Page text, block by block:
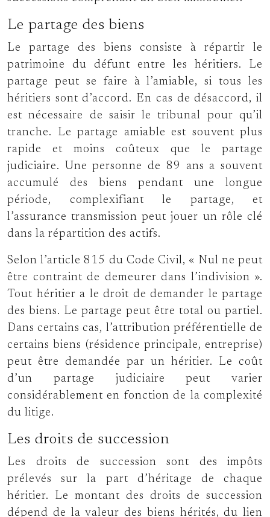
Le partage des biens
Le partage des biens consiste à répartir le
patrimoine du défunt entre les héritiers. Le
partage peut se faire à l’amiable, si tous les
héritiers sont d’accord. En cas de désaccord, il
est nécessaire de saisir le tribunal pour qu’il
tranche. Le partage amiable est souvent plus
rapide et moins coûteux que le partage
judiciaire. Une personne de 89 ans a souvent
accumulé des biens pendant une longue
période, complexifiant le partage, et
l’assurance transmission peut jouer un rôle clé
dans la répartition des actifs.
Selon l’article 815 du Code Civil, « Nul ne peut
être contraint de demeurer dans l’indivision ».
Tout héritier a le droit de demander le partage
des biens. Le partage peut être total ou partiel.
Dans certains cas, l’attribution préférentielle de
certains biens (résidence principale, entreprise)
peut être demandée par un héritier. Le coût
d’un partage judiciaire peut varier
considérablement en fonction de la complexité
du litige.
Les droits de succession
Les droits de succession sont des impôts
prélevés sur la part d’héritage de chaque
héritier. Le montant des droits de succession
dépend de la valeur des biens hérités, du lien